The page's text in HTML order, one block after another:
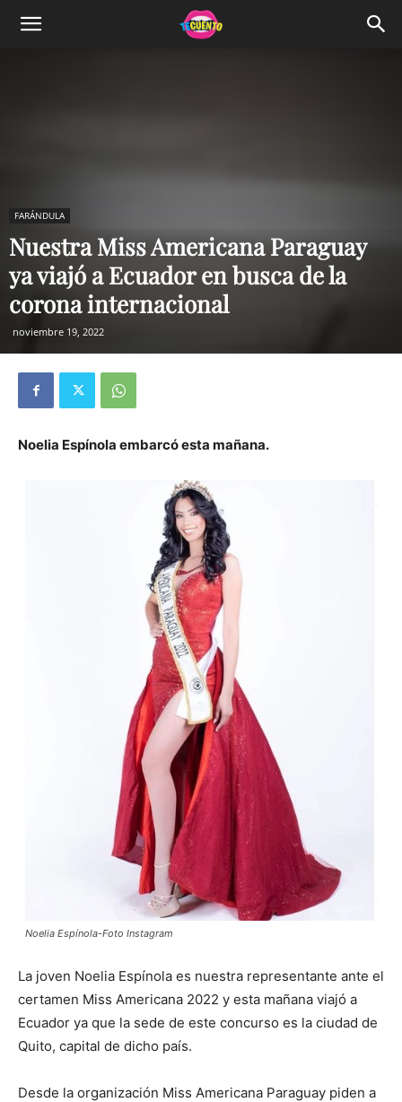
FARÁNDULA
Nuestra Miss Americana Paraguay
ya viajó a Ecuador en busca de la
corona internacional
noviembre 19, 2022
Noelia Espínola embarcó esta mañana.
Noelia Espínola-Foto Instagram
La joven Noelia Espínola es nuestra representante ante el
certamen Miss Americana 2022 y esta mañana viajó a
Ecuador ya que la sede de este concurso es la ciudad de
Quito, capital de dicho país.
Desde la organización Miss Americana Paraguay piden a